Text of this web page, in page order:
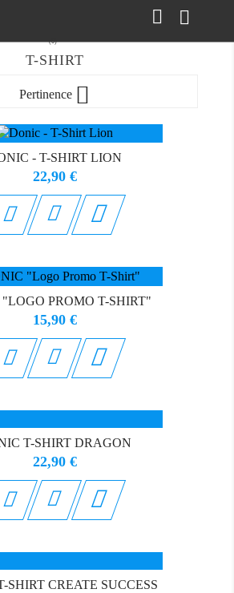
(0)
T-SHIRT
Pertinence 
- T-SHIRT LION
Prix
22,90 €

PROMO T-SHIRT"
Prix
15,90 €

T-SHIRT DRAGON
Prix
22,90 €

SHIRT CREATE SUCCESS